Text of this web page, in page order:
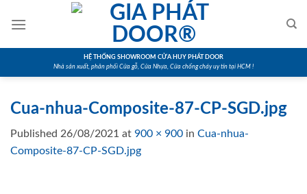
HỆ THỐNG SHOWROOM CỬA HUY PHÁT DOOR
Nhà sản xuất, phân phối Cửa gỗ, Cửa Nhựa, Cửa chống cháy uy tín tại HCM !
Cua-nhua-Composite-87-CP-SGD.jpg
Published 26/08/2021 at 900 × 900 in Cua-nhua-
Composite-87-CP-SGD.jpg